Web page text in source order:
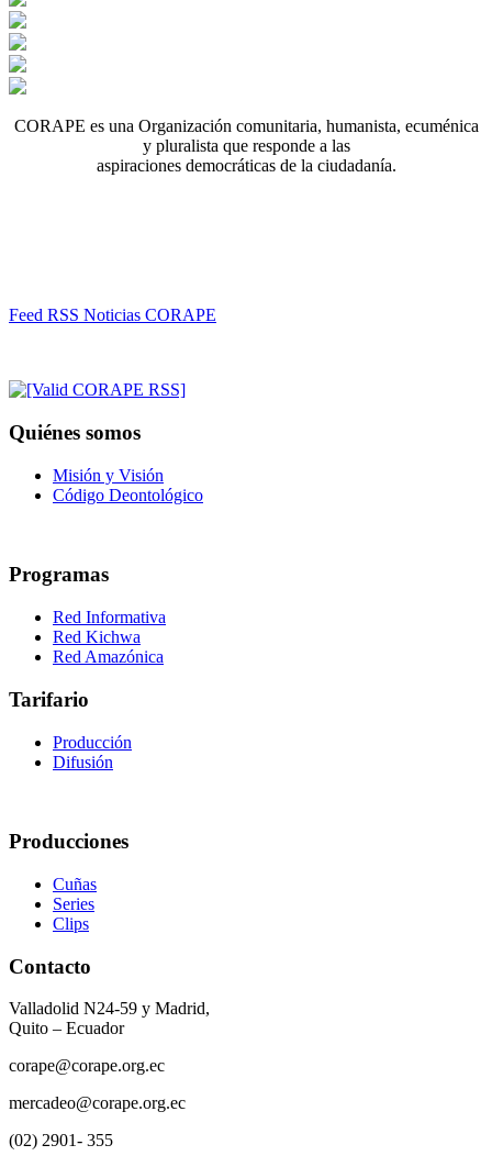
CORAPE es una Organización comunitaria, humanista, ecuménica
y pluralista que responde a las
aspiraciones democráticas de la ciudadanía.
Feed RSS Noticias CORAPE
Quiénes somos
Misión y Visión
Código Deontológico
Programas
Red Informativa
Red Kichwa
Red Amazónica
Tarifario
Producción
Difusión
Producciones
Cuñas
Series
Clips
Contacto
Valladolid N24-59 y Madrid,
Quito – Ecuador
corape@corape.org.ec
mercadeo@corape.org.ec
(02) 2901- 355